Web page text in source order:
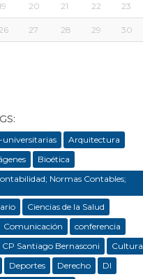
20 21 22 23
26 27 28 29 30
universitarias
Arquitectura
Bioética
Normas Contables;
Ciencias de la Salud
Comunicación
conferencia
CP Santiago Bernasconi
Cultura
Deportes Derecho
DI